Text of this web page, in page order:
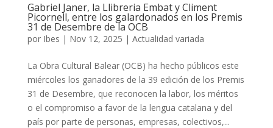
Gabriel Janer, la Llibreria Embat y Climent
Picornell, entre los galardonados en los Premis
31 de Desembre de la OCB
por Ibes | Nov 12, 2025 | Actualidad variada
La Obra Cultural Balear (OCB) ha hecho públicos este
miércoles los ganadores de la 39 edición de los Premis
31 de Desembre, que reconocen la labor, los méritos
o el compromiso a favor de la lengua catalana y del
país por parte de personas, empresas, colectivos,...